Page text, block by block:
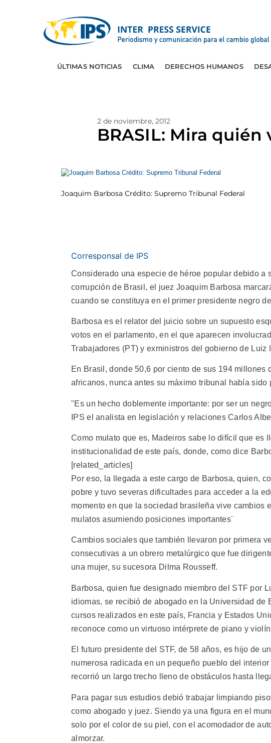
ÚLTIMAS NOTICIAS CLIMA DERECHOS HUMANOS
2 de noviembre, 2012
BRASIL: Mira
Joaquim Barbosa Crédito: Supremo Tribunal Federal
Corresponsal de IPS
Considerado una especie de héroe popular debido a
corrupción de Brasil, el juez Joaquim Barbosa
cuando se constituya en el primer presidente negro
Barbosa es el relator del juicio sobre un supuesto
votos en el parlamento, en el que aparecen
Trabajadores (PT) y exministros del gobierno de Luiz
En Brasil, donde 50,6 por ciento de sus 194
africanos, nunca antes su máximo tribunal había sido
"Es un hecho doblemente importante: por ser un
IPS el analista en legislación y relaciones Carlos
Como mulato que es, Madeiros sabe lo difícil que es
institucionalidad de este país, donde, como dice
[related_articles]
Por eso, la llegada a este cargo de Barbosa, quien,
pobre y tuvo severas dificultades para acceder a la
momento en que la sociedad brasileña vive cambios
mulatos asumiendo posiciones importantes¨
Cambios sociales que también llevaron por primera
consecutivas a un obrero metalúrgico que fue
una mujer, su sucesora Dilma Rousseff.
Barbosa, quien fue designado miembro del STF por
idiomas, se recibió de abogado en la Universidad de
cursos realizados en este país, Francia y Estados
reconoce como un virtuoso intérprete de piano y
El futuro presidente del STF, de 58 años, es hijo de
numerosa radicada en un pequeño pueblo del
recorrió un largo trecho lleno de obstáculos hasta
Para pagar sus estudios debió trabajar limpiando
como abogado y juez. Siendo ya una figura en el
solo por el color de su piel, con el acomodador de
almorzar.